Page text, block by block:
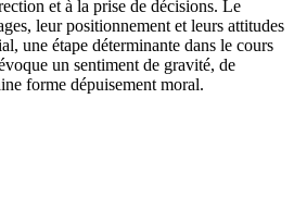
et à la prise de décisions. Le
leur positionnement et leurs attitudes
une étape déterminante dans le cours
un sentiment de gravité, de
forme dépuisement moral.